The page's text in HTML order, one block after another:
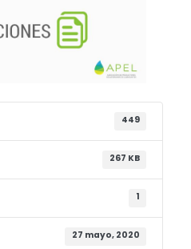
449
267 KB
1
27 mayo, 2020